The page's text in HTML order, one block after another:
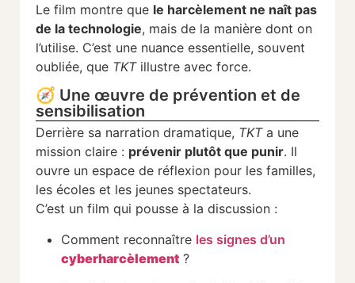
Le film montre que le harcèlement ne naît pas
de la technologie, mais de la manière dont on
l’utilise. C’est une nuance essentielle, souvent
oubliée, que TKTillustre avec force.
🧭 Une œuvre de prévention et de
sensibilisation
Derrière sa narration dramatique, TKTa une
mission claire : prévenir plutôt que punir. Il
ouvre un espace de réflexion pour les familles,
les écoles et les jeunes spectateurs.
C’est un film qui pousse à la discussion :
Comment reconnaître les signes d’un
cyberharcèlement ?